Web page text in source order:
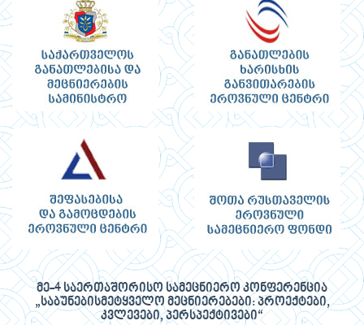
მე-4 საერთაშორისო სამეცნიერო კონფერენცია
„საბუნებისმეტყველო მეცნიერებები: პროექტები,
კვლევები, პერსპექტივები“